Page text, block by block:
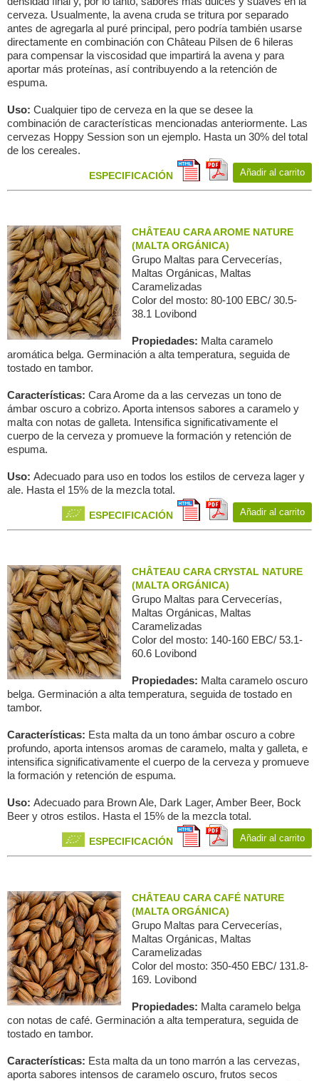
cerveza. Usualmente, la avena cruda se tritura por separado
antes de agregarla al puré principal, pero podría también usarse
directamente en combinación con Château Pilsen de 6 hileras
para compensar la viscosidad que impartirá la avena y para
aportar más proteínas, así contribuyendo a la retención de
espuma.
Uso: Cualquier tipo de cerveza en la que se desee la
combinación de características mencionadas anteriormente. Las
cervezas Hoppy Session son un ejemplo. Hasta un 30% del total
de los cereales.
ESPECIFICACIÓN Añadir al carrito
CHÂTEAU CARA AROME NATURE
(MALTA ORGÁNICA)
Grupo Maltas para Сervecerías,
Maltas Orgánicas, Maltas
Caramelizadas
Color del mosto: 80-100 EBC/ 30.5-
38.1 Lovibond
Propiedades: Malta caramelo
aromática belga. Germinación a alta temperatura, seguida de
tostado en tambor.
Características: Cara Arome da a las cervezas un tono de
ámbar oscuro a cobrizo. Aporta intensos sabores a caramelo y
malta con notas de galleta. Intensifica significativamente el
cuerpo de la cerveza y promueve la formación y retención de
espuma.
Uso: Adecuado para uso en todos los estilos de cerveza lager y
ale. Hasta el 15% de la mezcla total.
ESPECIFICACIÓN Añadir al carrito
CHÂTEAU CARA CRYSTAL NATURE
(MALTA ORGÁNICA)
Grupo Maltas para Сervecerías,
Maltas Orgánicas, Maltas
Caramelizadas
Color del mosto: 140-160 EBC/ 53.1-
60.6 Lovibond
Propiedades: Malta caramelo oscuro
belga. Germinación a alta temperatura, seguida de tostado en
tambor.
Características: Esta malta da un tono ámbar oscuro a cobre
profundo, aporta intensos aromas de caramelo, malta y galleta, e
intensifica significativamente el cuerpo de la cerveza y promueve
la formación y retención de espuma.
Uso: Adecuado para Brown Ale, Dark Lager, Amber Beer, Bock
Beer y otros estilos. Hasta el 15% de la mezcla total.
ESPECIFICACIÓN Añadir al carrito
CHÂTEAU CARA CAFÉ NATURE
(MALTA ORGÁNICA)
Grupo Maltas para Сervecerías,
Maltas Orgánicas, Maltas
Caramelizadas
Color del mosto: 350-450 EBC/ 131.8-
169. Lovibond
Propiedades: Malta caramelo belga
con notas de café. Germinación a alta temperatura, seguida de
tostado en tambor.
Características: Esta malta da un tono marrón a las cervezas,
aporta sabores intensos de caramelo oscuro, frutos secos